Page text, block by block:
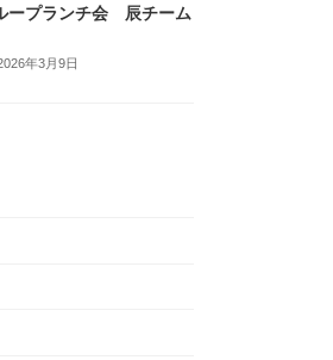
ープランチ会 辰チーム
年3月9日